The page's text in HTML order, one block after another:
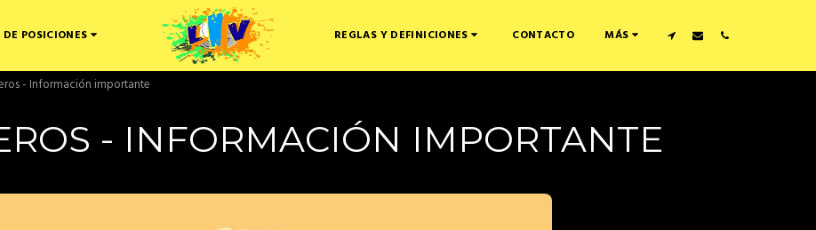
POSICIONES REGLAS Y DEFINICIONES CONTACTO MÁS
- Información importante
- INFORMACIÓN IMPORTANTE